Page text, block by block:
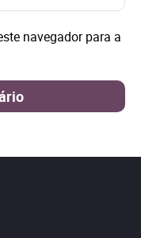
navegador para a